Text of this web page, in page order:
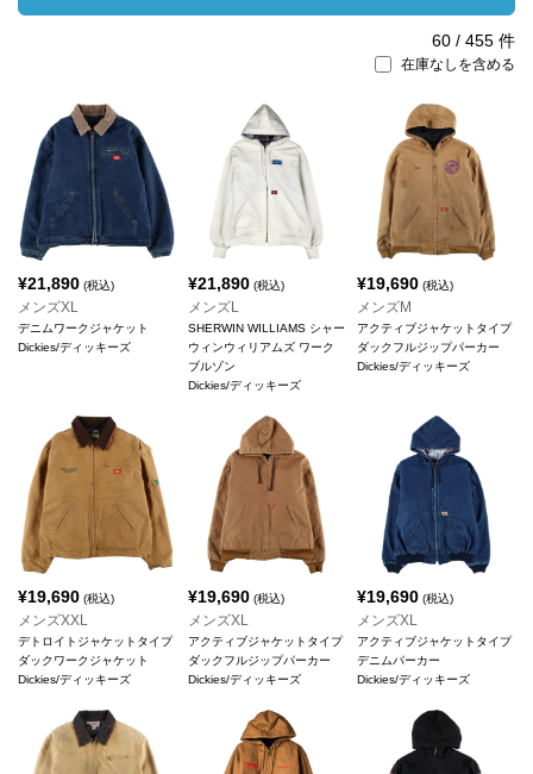
60 / 455 件
在庫なしを含める
¥21,890 (税込)
メンズXL
デニムワークジャケット
Dickies/ディッキーズ
¥21,890(税込)
メンズL
SHERWIN WILLIAMS シャー
ウィンウィリアムズ ワーク
ブルゾン
Dickies/ディッキーズ
¥19,690 (税込)
メンズM
アクティブジャケットタイプ
ダックフルジップパーカー
Dickies/ディッキーズ
¥19,690 (税込)
メンズXXL
デトロイトジャケットタイプ
ダックワークジャケット
Dickies/ディッキーズ
¥19,690(税込)
メンズXL
アクティブジャケットタイプ
ダックフルジップパーカー
Dickies/ディッキーズ
¥19,690 (税込)
メンズXL
アクティブジャケットタイプ
デニムパーカー
Dickies/ディッキーズ